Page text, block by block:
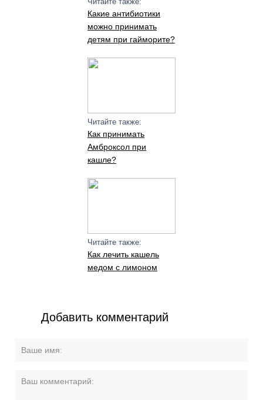
Какие антибиотики
можно принимать
детям при гайморите?
Читайте также:
Как принимать
Амброксол при
кашле?
Читайте также:
Как лечить кашель
медом с лимоном
Добавить комментарий